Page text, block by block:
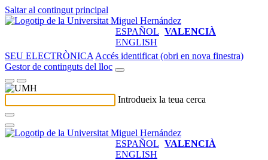
Saltar al contingut principal
ESPAÑOL VALENCIÀ
ENGLISH
SEU ELECTRÒNICA Accés identificat (obri en nova finestra)
Gestor de continguts del lloc
Introdueix la teua cerca
ESPAÑOL VALENCIÀ
ENGLISH